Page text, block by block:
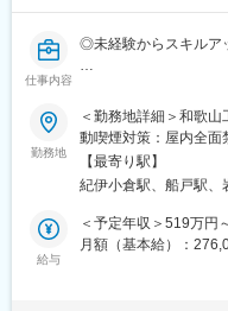
変更の範囲：会社の定
・現場業務に加え、ス
・機械トラブル対応
・派遣社員面接への同
・歩留まり率など数値
・工場長のサポート
・デスクワーク中心の
※その後は副工場長 →
した実績もあります。
仕事内容
◎未経験からスキルア
製造部門の管理職(課
務管理、設備保全、予
ます。マネジメント
となります。
習熟度に応じてその業
に、生産性向上や品
った業務をお任せしま
勤務地
＜勤務地詳細＞和歌
動喫煙対策：屋内全面
【最寄り駅】
紀伊小倉駅、船戸駅、
給与
＜予定年収＞519万円
月額（基本給）：